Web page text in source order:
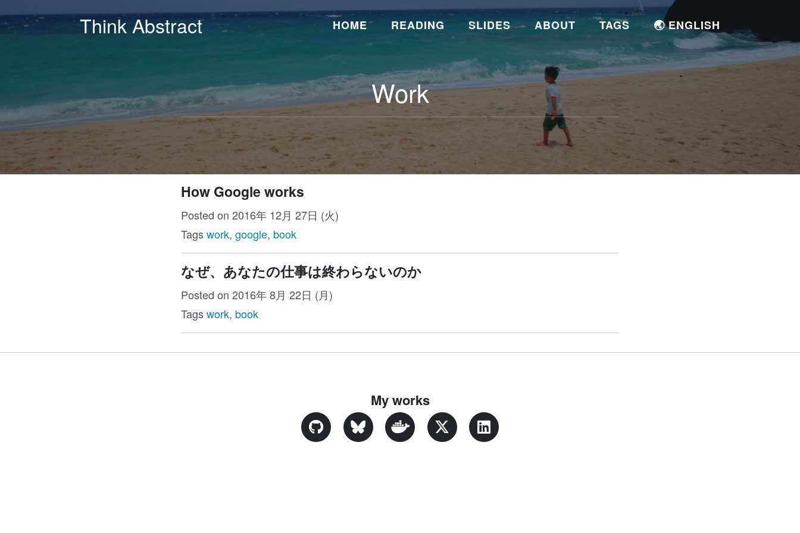
Think Abstract HOME READING SLIDES ABOUT TAGS 🌏 ENGLISH
Work
How Google works
Posted on 2016年 12月 27日 (火)
Tagswork, google, book
なぜ、あなたの仕事は終わらないのか
Posted on 2016年 8月 22日 (月)
Tagswork, book
My works